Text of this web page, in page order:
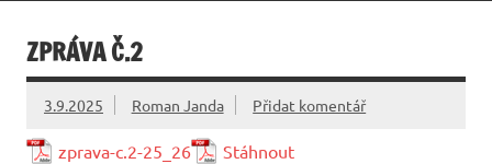
ZPRÁVA Č.2
3.9.2025 Roman Janda Přidat komentář
zprava-c.2-25_26 Stáhnout